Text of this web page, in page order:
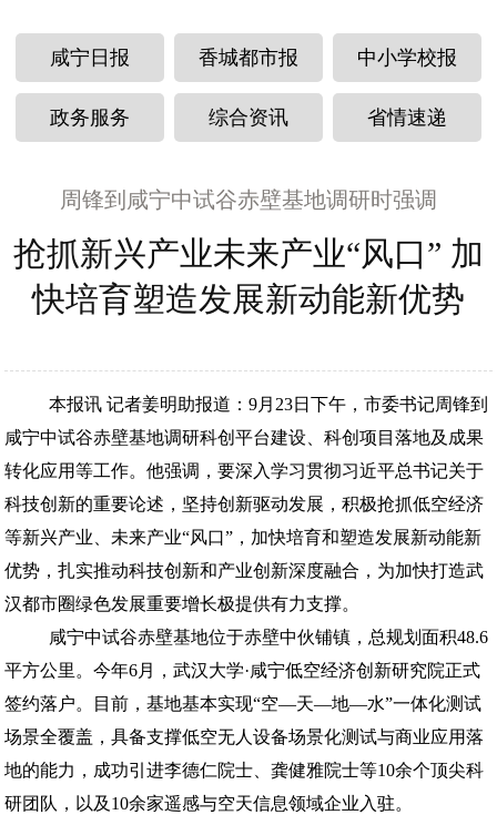
咸宁日报 香城都市报 中小学校报
政务服务 综合资讯 省情速递
周锋到咸宁中试谷赤壁基地调研时强调
抢抓新兴产业未来产业“风口” 加
快培育塑造发展新动能新优势
本报讯 记者姜明助报道：9月23日下午，市委书记周锋到
咸宁中试谷赤壁基地调研科创平台建设、科创项目落地及成果
转化应用等工作。他强调，要深入学习贯彻习近平总书记关于
科技创新的重要论述，坚持创新驱动发展，积极抢抓低空经济
等新兴产业、未来产业“风口”，加快培育和塑造发展新动能新
优势，扎实推动科技创新和产业创新深度融合，为加快打造武
汉都市圈绿色发展重要增长极提供有力支撑。
咸宁中试谷赤壁基地位于赤壁中伙铺镇，总规划面积48.6
平方公里。今年6月，武汉大学·咸宁低空经济创新研究院正式
签约落户。目前，基地基本实现“空—天—地—水”一体化测试
场景全覆盖，具备支撑低空无人设备场景化测试与商业应用落
地的能力，成功引进李德仁院士、龚健雅院士等10余个顶尖科
研团队，以及10余家遥感与空天信息领域企业入驻。